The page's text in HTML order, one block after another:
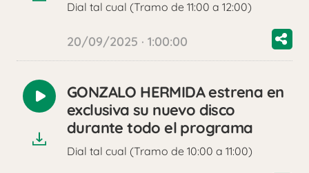
Dial tal cual (Tramo de 11:00 a 12:00)
20/09/2025 · 1:00:00
Reproducir
audio
GONZALO HERMIDA estrena en
exclusiva su nuevo disco
durante todo el programa
Dial tal cual (Tramo de 10:00 a 11:00)